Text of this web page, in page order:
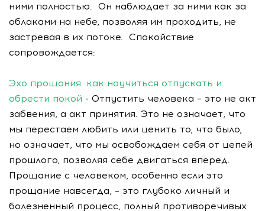
ними полностью. Он наблюдает за ними как за
облаками на небе, позволяя им проходить, не
застревая в их потоке. Спокойствие
сопровождается:
Эхо прощания: как научиться отпускать и
обрести покой - Отпустить человека – это не акт
забвения, а акт принятия. Это не означает, что
мы перестаем любить или ценить то, что было,
но означает, что мы освобождаем себя от цепей
прошлого, позволяя себе двигаться вперед.
Прощание с человеком, особенно если это
прощание навсегда, – это глубоко личный и
болезненный процесс, полный противоречивых